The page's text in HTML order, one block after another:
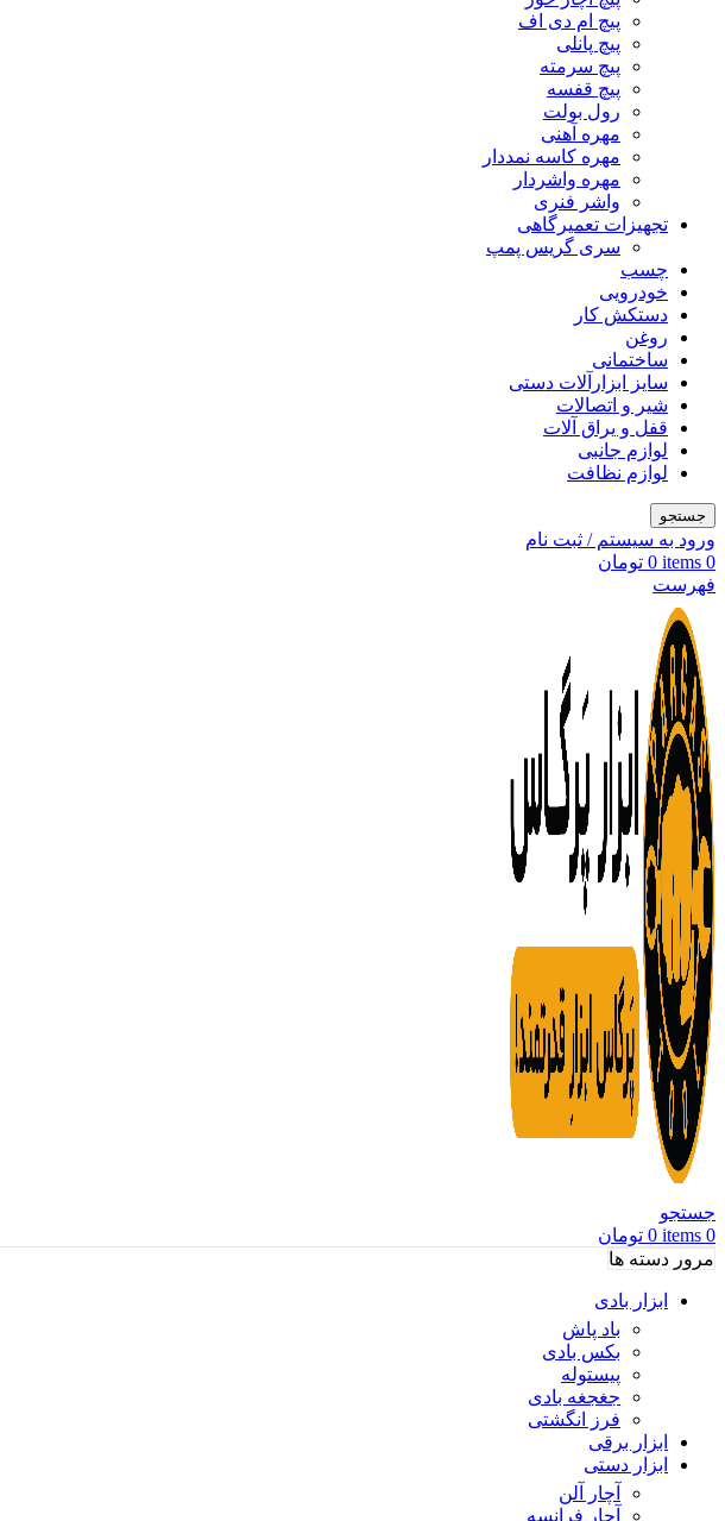
پیچ ام دی اف
پیچ پانلی
پیچ سرمته
پیچ قفسه
رول بولت
مهره آهنی
مهره کاسه نمددار
مهره واشردار
واشر فنری
تجهیزات تعمیرگاهی
سری گریس پمپ
چسب
خودرویی
دستکش کار
روغن
ساختمانی
سایز ابزارآلات دستی
شیر و اتصالات
قفل و یراق آلات
لوازم جانبی
لوازم نظافت
جستجو
ورود به سیستم / ثبت نام
0
items
0 تومان
فهرست
جستجو
0
items
0 تومان
مرور دسته ها
ابزار بادی
باد پاش
بکس بادی
پیستوله
جغجغه بادی
فرز انگشتی
ابزار برقی
ابزار دستی
آچار آلن
آچار فرانسه